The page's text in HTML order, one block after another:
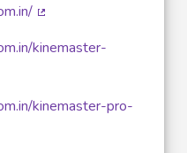
kinemaster-
kinemaster-pro-